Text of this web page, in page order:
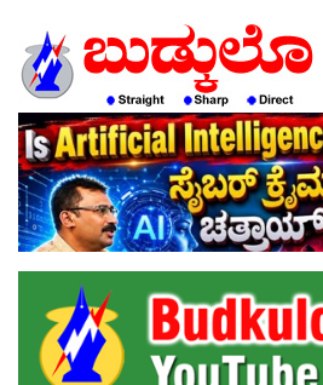
EDITORIAL
ENGLISH
KANNADA
INTERVIEWS
LITERATURE
ENTERTAINMENT
HEALTH